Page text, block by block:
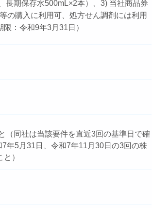
長期保存水500mL×2本）、3) 当社商品券
の購入に利用可、処方せん調剤には利用
：令和9年3月31日）
（同社は当該要件を直近3回の基準日で確
年5月31日、令和7年11月30日の3回の株
）